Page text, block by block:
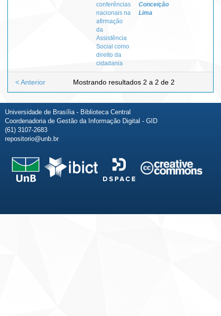
conferências
nacionais na
afirmação
da
Assistência
Social como
direito da
cidadania
Conceição
Lima
Mostrando resultados 2 a 2 de 2
< Anterior
Universidade de Brasília - Biblioteca Central
Coordenadoria de Gestão da Informação Digital - GID
(61) 3107-2683
repositorio@unb.br